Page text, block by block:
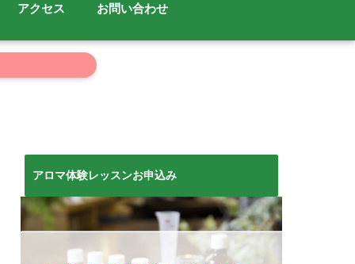
アクセス お問い合わせ
アロマ体験レッスンお申込み